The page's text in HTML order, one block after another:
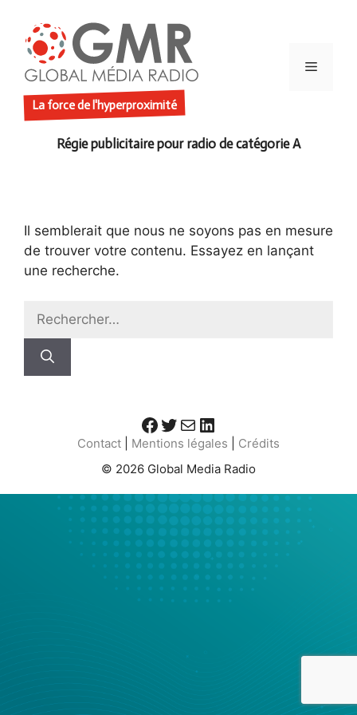
contenu
La force de l'hyperproximité
Menu
Il semblerait que nous ne soyons pas en mesure
de trouver votre contenu. Essayez en lançant
une recherche.
Rechercher :
Facebook
Twitter
E-mailLinkedIn
Contact Mentions légales
Crédits
© 2026 Global Media Radio